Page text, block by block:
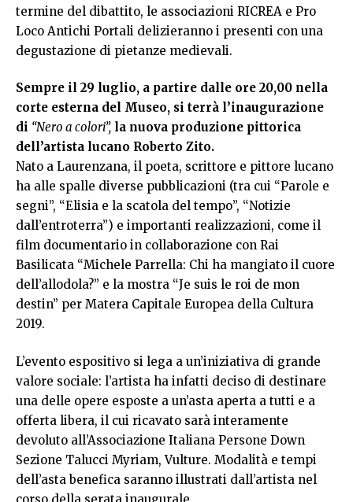
termine del dibattito, le associazioni RICREA e Pro
Loco Antichi Portali delizieranno i presenti con una
degustazione di pietanze medievali.
Sempre il 29 luglio, a partire dalle ore 20,00 nella
corte esterna del Museo, si terrà l’inaugurazione
di “Nero a colori”, la nuova produzione pittorica
dell’artista lucano Roberto Zito.
Nato a Laurenzana, il poeta, scrittore e pittore lucano
ha alle spalle diverse pubblicazioni (tra cui “Parole e
segni”, “Elisia e la scatola del tempo”, “Notizie
dall’entroterra”) e importanti realizzazioni, come il
film documentario in collaborazione con Rai
Basilicata “Michele Parrella: Chi ha mangiato il cuore
dell’allodola?” e la mostra “Je suis le roi de mon
destin” per Matera Capitale Europea della Cultura
2019.
L’evento espositivo si lega a un’iniziativa di grande
valore sociale: l’artista ha infatti deciso di destinare
una delle opere esposte a un’asta aperta a tutti e a
offerta libera, il cui ricavato sarà interamente
devoluto all’Associazione Italiana Persone Down
Sezione Talucci Myriam, Vulture. Modalità e tempi
dell’asta benefica saranno illustrati dall’artista nel
corso della serata inaugurale.